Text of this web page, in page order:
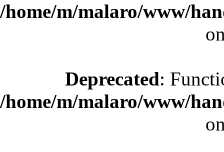
/home/m/malaro/www/
Deprecated:
/home/m/malaro/www/